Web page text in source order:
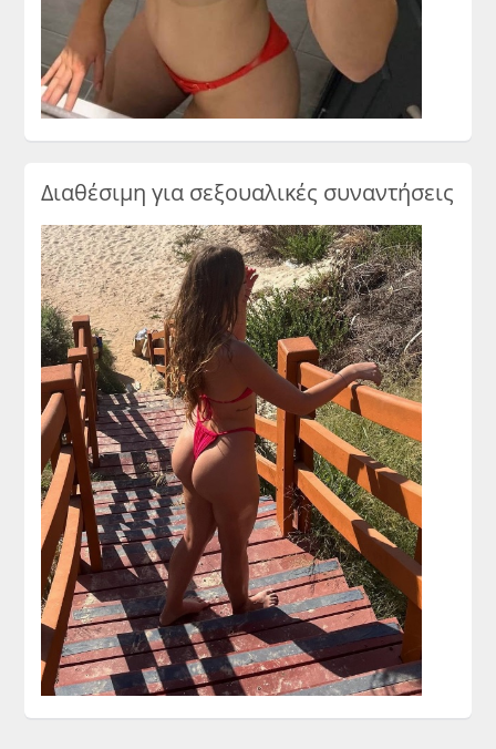
Διαθέσιμη για σεξουαλικές συναντήσεις